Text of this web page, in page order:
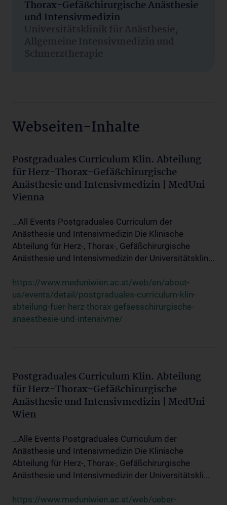
Thorax-Gefäßchirurgische Anästhesie
und Intensivmedizin
Universitätsklinik für Anästhesie,
Allgemeine Intensivmedizin und
Schmerztherapie
Webseiten-Inhalte
Postgraduales Curriculum Klin. Abteilung
für Herz-Thorax-Gefäßchirurgische
Anästhesie und Intensivmedizin | MedUni
Vienna
...All Events Postgraduales Curriculum der
Anästhesie und Intensivmedizin Die Klinische
Abteilung für Herz-, Thorax-, Gefäßchirurgische
Anästhesie und Intensivmedizin der Universitätsklin...
https://www.meduniwien.ac.at/web/en/about-
us/events/detail/postgraduales-curriculum-klin-
abteilung-fuer-herz-thorax-gefaesschirurgische-
anaesthesie-und-intensivme/
Postgraduales Curriculum Klin. Abteilung
für Herz-Thorax-Gefäßchirurgische
Anästhesie und Intensivmedizin | MedUni
Wien
...Alle Events Postgraduales Curriculum der
Anästhesie und Intensivmedizin Die Klinische
Abteilung für Herz-, Thorax-, Gefäßchirurgische
Anästhesie und Intensivmedizin der Universitätskli...
https://www.meduniwien.ac.at/web/ueber-